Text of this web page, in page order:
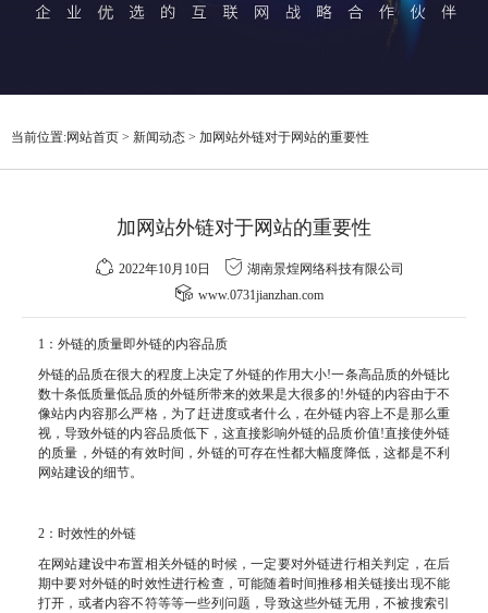
关于我们
当前位置:网站首页 > 新闻动态 > 加网站外链对于网站的重要性
加网站外链对于网站的重要性
2022年10月10日
湖南景煌网络科技有限公司
www.0731jianzhan.com
1：外链的质量即外链的内容品质
外链的品质在很大的程度上决定了外链的作用大小!一条高品质的外链比
数十条低质量低品质的外链所带来的效果是大很多的!外链的内容由于不
像站内内容那么严格，为了赶进度或者什么，在外链内容上不是那么重
视，导致外链的内容品质低下，这直接影响外链的品质价值!直接使外链
的质量，外链的有效时间，外链的可存在性都大幅度降低，这都是不利
网站建设的细节。
2：时效性的外链
在网站建设中布置相关外链的时候，一定要对外链进行相关判定，在后
期中要对外链的时效性进行检查，可能随着时间推移相关链接出现不能
打开，或者内容不符等等一些列问题，导致这些外链无用，不被搜索引